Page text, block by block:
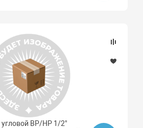
ВР/НР 1/2"